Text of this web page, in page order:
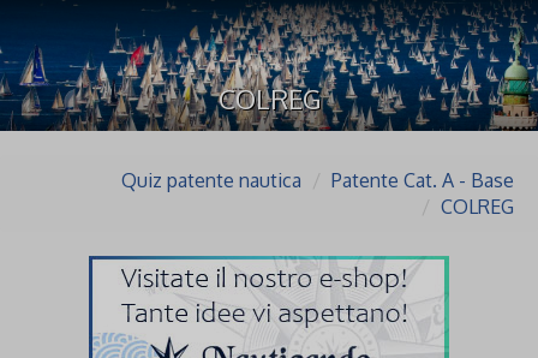
COLREG
Quiz patente nautica
Patente Cat. A - Base
COLREG